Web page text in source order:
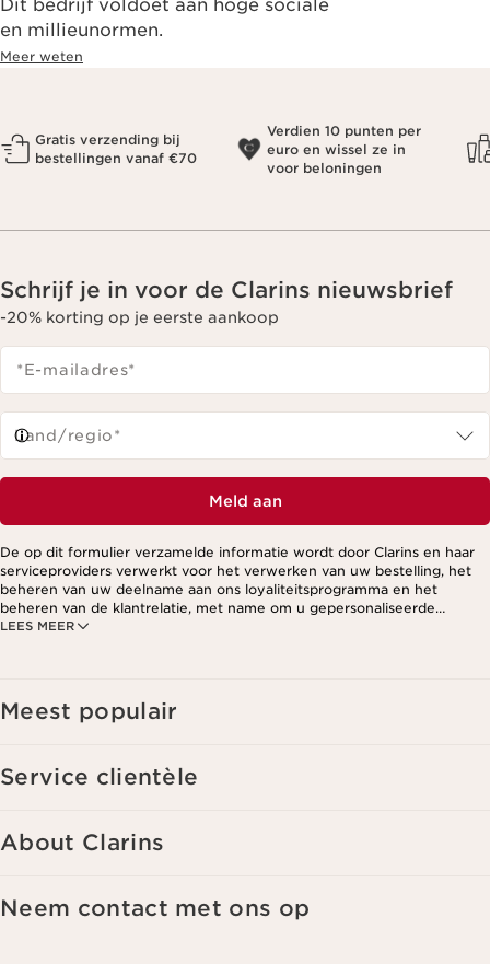
Dit bedrijf voldoet aan hoge sociale
en millieunormen.
Meer weten
Gratis verzending bij
bestellingen vanaf €70
Verdien 10 punten per
euro en wissel ze in
voor beloningen
Schrijf je in voor de Clarins nieuwsbrief
-20% korting op je eerste aankoop
*E-mailadres*
Land/regio*
Meld aan
LEES MEER
De op dit formulier verzamelde informatie wordt door Clarins en haar
serviceproviders verwerkt voor het verwerken van uw bestelling, het
beheren van uw deelname aan ons loyaliteitsprogramma en het
beheren van de klantrelatie, met name om u gepersonaliseerde
aanbiedingen te kunnen sturen op basis van uw eerdere aankopen en
Meest populair
Service clientèle
About Clarins
Neem contact met ons op